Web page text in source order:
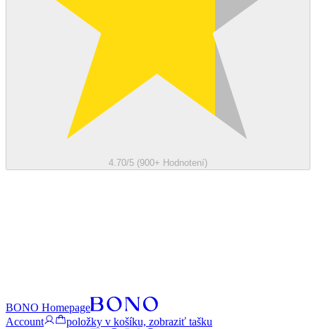
4.70/5 (900+ Hodnotení)
BONO Homepage
Account
položky v košíku, zobraziť tašku